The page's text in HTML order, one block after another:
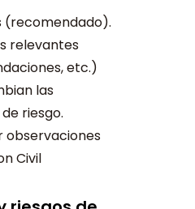
(recomendado).
relevantes
etc.)
las
riesgo.
observaciones
Civil